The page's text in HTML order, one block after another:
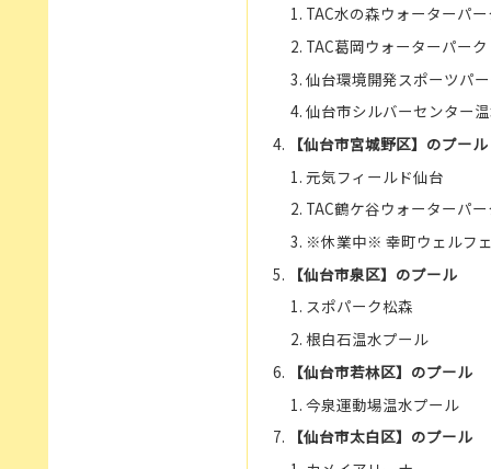
TAC水の森ウォーターパー
TAC葛岡ウォーターパーク
仙台環境開発スポーツパ
仙台市シルバーセンター
【仙台市宮城野区】のプール
元気フィールド仙台
TAC鶴ケ谷ウォーターパー
※休業中※ 幸町ウェルフ
【仙台市泉区】のプール
スポパーク松森
根白石温水プール
【仙台市若林区】のプール
今泉運動場温水プール
【仙台市太白区】のプール